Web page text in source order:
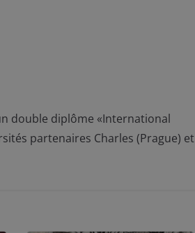
double diplôme «International
partenaires Charles (Prague) et